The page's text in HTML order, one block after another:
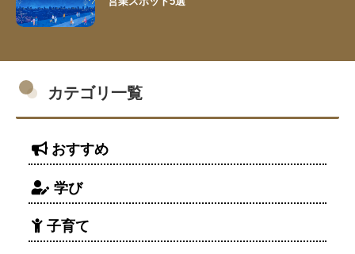
カテゴリ一覧
おすすめ
学び
子育て